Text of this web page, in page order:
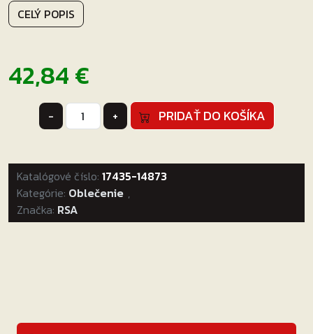
CELÝ POPIS
42,84€
-
množstvo
Moto
do
dažďa
RSA
Typhoon
Veľkosť:
+ PRIDAŤ DO KOŠÍKA
Katalógové číslo: 17435-14873
Kategórie: Oblečenie ,
Značka: RSA